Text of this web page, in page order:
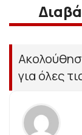
για όλες